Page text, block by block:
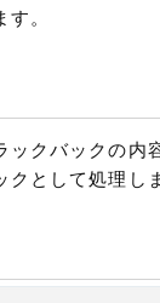
。
クバックの
として処理